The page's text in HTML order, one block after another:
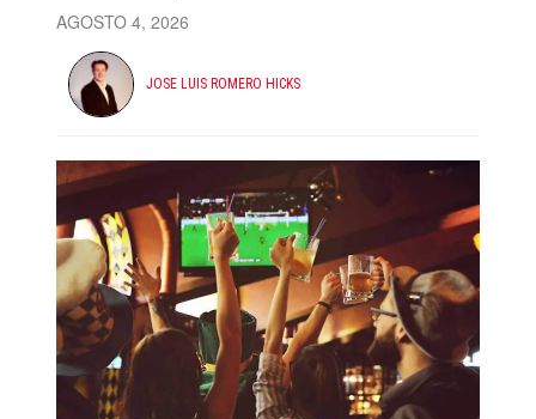
AGOSTO 4, 2026
JOSE LUIS ROMERO HICKS